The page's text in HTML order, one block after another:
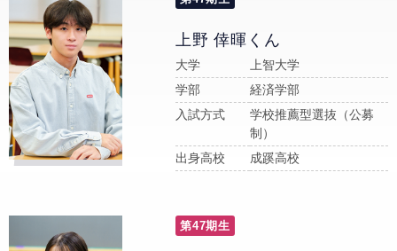
上野 倖暉くん
大学
上智大学
学部
経済学部
入試方式
学校推薦型選抜（公募
制）
出身高校
成蹊高校
第47期生